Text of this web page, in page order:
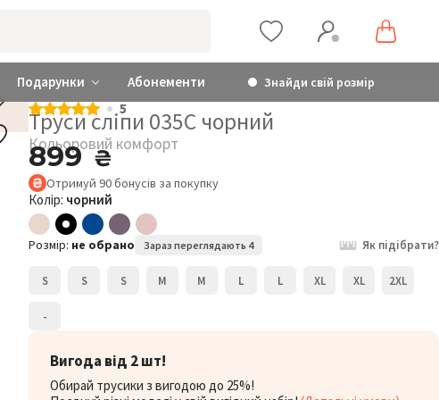
Подарунки Абонементи Знайди свій розмір
5
Труси сліпи 035C чорний
Кольоровий комфорт
899₴
Отримуй 90бонусів за покупку
Колір: чорний
Розмір: не обрано Зараз переглядають 4 Як підібрати?
S S S M M L L XL XL 2XL
-
Вигода від 2 шт!
Обирай трусики з вигодою до 25%!